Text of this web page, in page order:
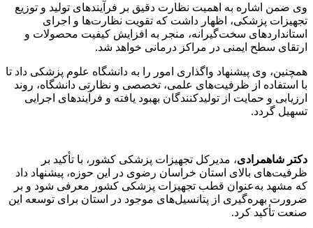
وی ضمن اشاره به اهمیت نظارت دقیق بر فرآیندهای تولید و توزیع
تجهیزات پزشکی، اظهار داشت که تقویت نظارت‌ها و اجرای
استانداردهای سخت‌گیرانه، منجر به افزایش کیفیت محصولات و
ارتقای سطح ایمنی در مراکز درمانی خواهد شد.
همچنین، وی پیشنهاد واگذاری امور را به دانشگاه علوم پزشکی داد تا
با استفاده از ظرفیت‌های علمی، تخصصی و نظارتی دانشگاه، روند
ارزیابی و حمایت از تولیدکنندگان بهبود یافته و فرآیندهای اجرایی
تسهیل گردد.
دکتر شاهمرادی، مدیرکل تجهیزات پزشکی کشور، با تأکید بر
ظرفیت‌های بالای استان خراسان رضوی در این حوزه، پیشنهاد داد
که مشهد به‌عنوان قطب تجهیزات پزشکی کشور معرفی شود و بر
ضرورت بهره‌گیری از پتانسیل‌های موجود در استان برای توسعه این
صنعت تأکید کرد.